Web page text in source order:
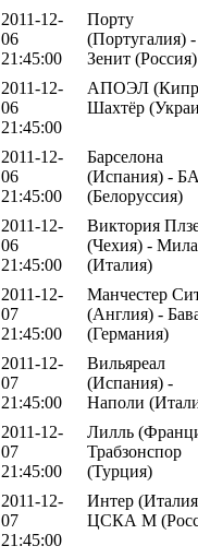
2011-12-
06
21:45:00
Порту
(Португалия) -
Зенит (Россия)
2011-12-
06
21:45:00
АПОЭЛ
Шахтёр
2011-12-
06
21:45:00
Барселона
(Испания) -
(Белоруссия)
2011-12-
06
21:45:00
Виктория
(Чехия) -
(Италия)
2011-12-
07
21:45:00
Манчестер
(Англия) -
(Германия)
2011-12-
07
21:45:00
Вильяреал
(Испания) -
Наполи
2011-12-
07
21:45:00
Лилль
Трабзонспор
(Турция)
2011-12-
07
21:45:00
Интер
ЦСКА М